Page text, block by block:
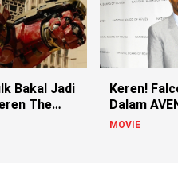
Bakal Jadi
The
Keren!
Dalam
ULTRON
MOVIE